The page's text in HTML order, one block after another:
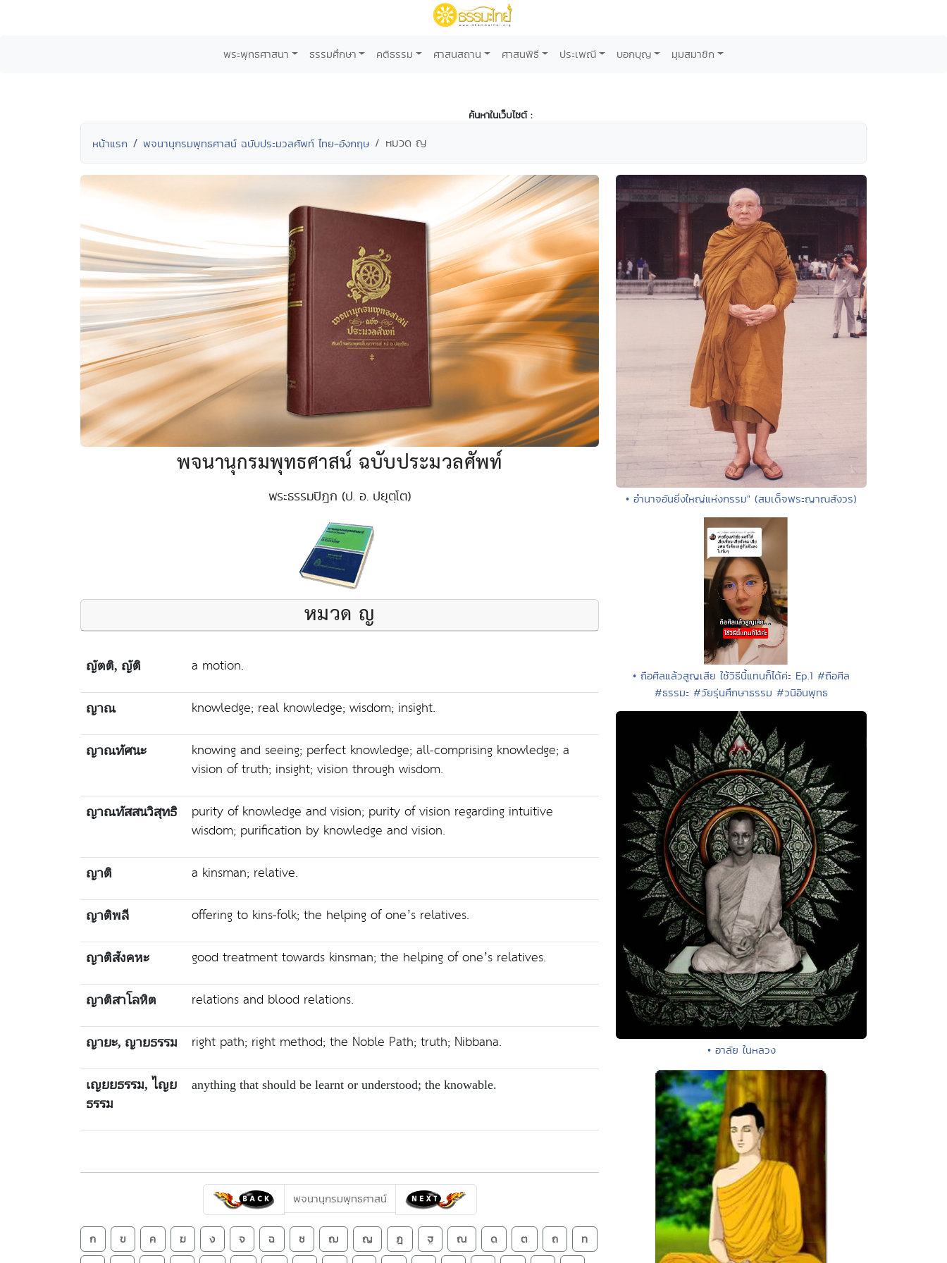
พระพุทธศาสนา ธรรมศึกษา คติธรรม ศาสนสถาน ศาสนพิธี ประเพณี บอกบุญ มุมสมาชิก
ค้นหาในเว็บไซต์ :
หน้าแรก พจนานุกรมพุทธศาสน์ ฉบับประมวลศัพท์ ไทย-อังกฤษ หมวด ญ
พจนานุกรมพุทธศาสน์ ฉบับประมวลศัพท์
พระธรรมปิฎก (ป. อ. ปยุตฺโต)
หมวด ญ
ญัตติ, ญัติ a motion.
ญาณ knowledge; real knowledge; wisdom; insight.
ญาณทัศนะ
knowing and seeing; perfect knowledge; all-comprising knowledge; a
vision of truth; insight; vision through wisdom.
ญาณทัสสนวิสุทธิ
purity of knowledge and vision; purity of vision regarding intuitive
wisdom; purification by knowledge and vision.
ญาติ a kinsman; relative.
ญาติพลี offering to kins-folk; the helping of one’s relatives.
ญาติสังคหะ good treatment towards kinsman; the helping of one’s relatives.
ญาติสาโลหิต relations and blood relations.
ญายะ, ญายธรรม right path; right method; the Noble Path; truth; Nibbana.
เญยยธรรม, ไญย
ธรรม
anything that should be learnt or understood; the knowable.
พจนานุกรมพุทธศาสน์
ก ข ค ฆ ง จ ฉ ช ฌ ญ ฎ ฐ ณ ด ต ถ
ท
• อำนาจอันยิ่งใหญ่แห่งกรรม" (สมเด็จพระญาณสังวร)
• ถือศีลแล้วสูญเสีย ใช้วิธีนี้แทนก็ได้ค่ะ Ep.1 #ถือศีล
#ธรรมะ #วัยรุ่นศึกษาธรรม #วนิอินพุทธ
• อาลัย ในหลวง